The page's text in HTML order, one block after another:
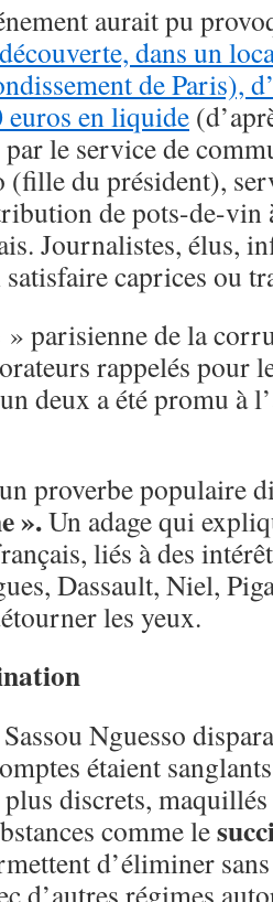
aurait pu
dans un
de Paris),
en liquide
le service de
(fille du président),
de pots-de-vin
Journalistes, élus,
caprices ou
» parisienne de la
rappelés pour
deux a été promu à
proverbe populaire
».Un adage qui
liés à des
Dassault, Niel,
les yeux.
Nguesso
étaient
plus discrets,
comme le
d’éliminer
d’autres régimes